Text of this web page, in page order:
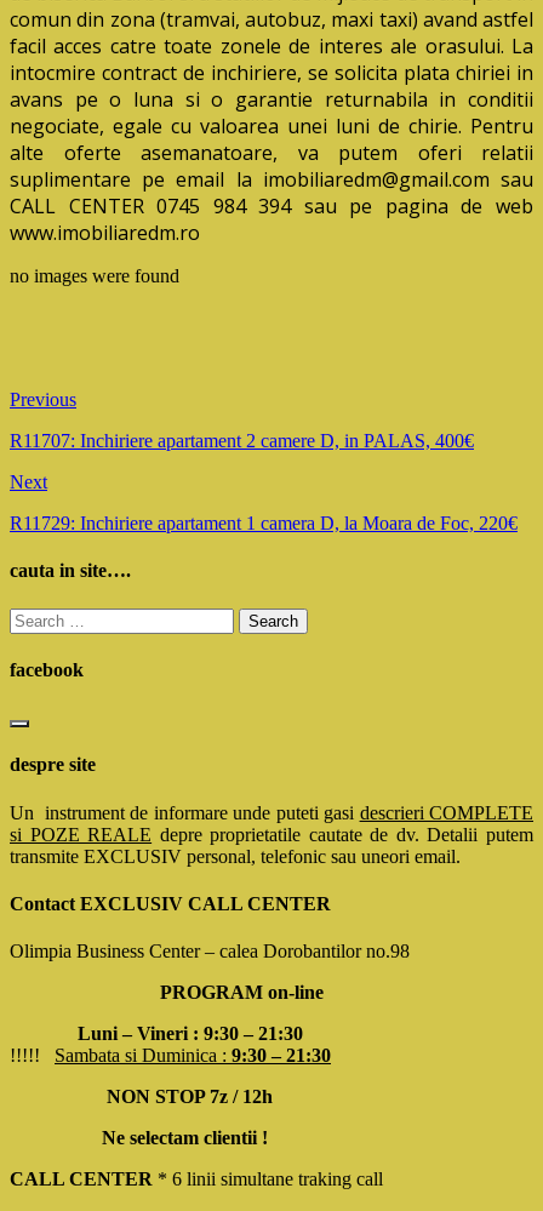
comun din zona (tramvai, autobuz, maxi taxi) avand astfel
facil acces catre toate zonele de interes ale orasului. La
intocmire contract de inchiriere, se solicita plata chiriei in
avans pe o luna si o garantie returnabila in conditii
negociate, egale cu valoarea unei luni de chirie. Pentru
alte oferte asemanatoare, va putem oferi relatii
suplimentare pe email la imobiliaredm@gmail.com sau
CALL CENTER 0745 984 394 sau pe pagina de web
www.imobiliaredm.ro
no images were found
Previous
R11707: Inchiriere apartament 2 camere D, in PALAS, 400€
Next
R11729: Inchiriere apartament 1 camera D, la Moara de Foc, 220€
cauta in site….
Search
for:
facebook
despre site
Un instrument de informare unde puteti gasi descrieri COMPLETE
si POZE REALE depre proprietatile cautate de dv. Detalii putem
transmite EXCLUSIV personal, telefonic sau uneori email.
Contact EXCLUSIV CALL CENTER
Olimpia Business Center – calea Dorobantilor no.98
PROGRAM on-line
Luni – Vineri : 9:30 – 21:30
!!!!! Sambata si Duminica : 9:30 – 21:30
NON STOP 7z / 12h
Ne selectam clientii !
CALL CENTER * 6 linii simultane traking call